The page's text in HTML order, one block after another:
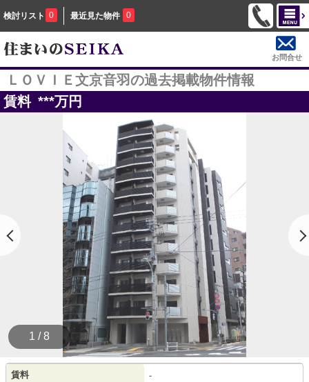
検討リスト 0 最近見た物件 0
お問合せ
ＬＯＶＩＥ文京音羽の過去掲載物件情報
賃料 ***万円
1 / 8
賃料 -